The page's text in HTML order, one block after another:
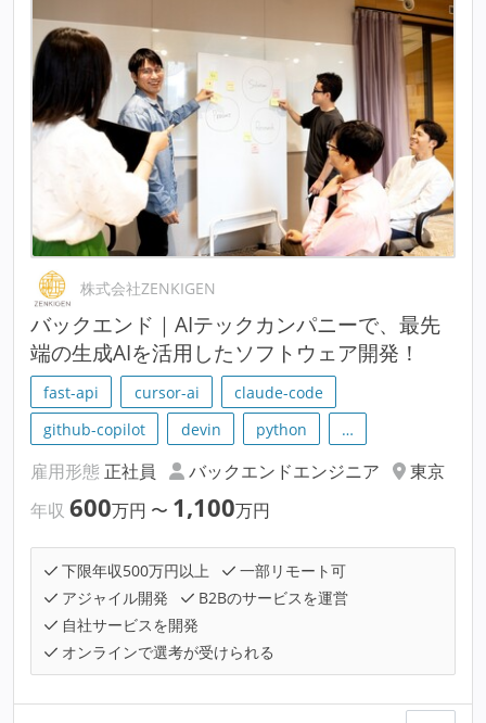
株式会社ZENKIGEN
バックエンド｜AIテックカンパニーで、最先
端の生成AIを活用したソフトウェア開発！
fast-api cursor-ai
claude-code
github-copilot
devin python …
雇用形態 正社員 バックエンドエンジニア
東京
年収 600万円 〜 1,100万円
下限年収500万円以上
一部リモート可
アジャイル開発
B2Bのサービスを運営
自社サービスを開発
オンラインで選考が受けられる